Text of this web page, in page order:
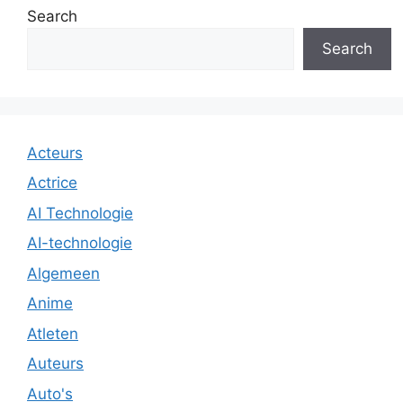
Search
Search
Acteurs
Actrice
AI Technologie
AI-technologie
Algemeen
Anime
Atleten
Auteurs
Auto's